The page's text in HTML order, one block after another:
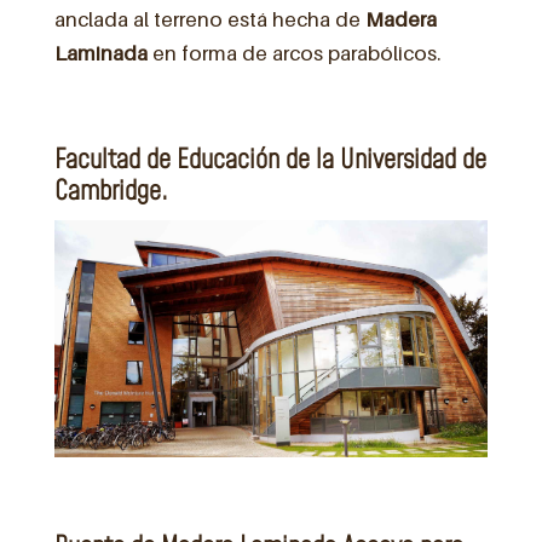
anclada al terreno está hecha de Madera
Laminada en forma de arcos parabólicos.
Facultad de Educación de la Universidad de
Cambridge.